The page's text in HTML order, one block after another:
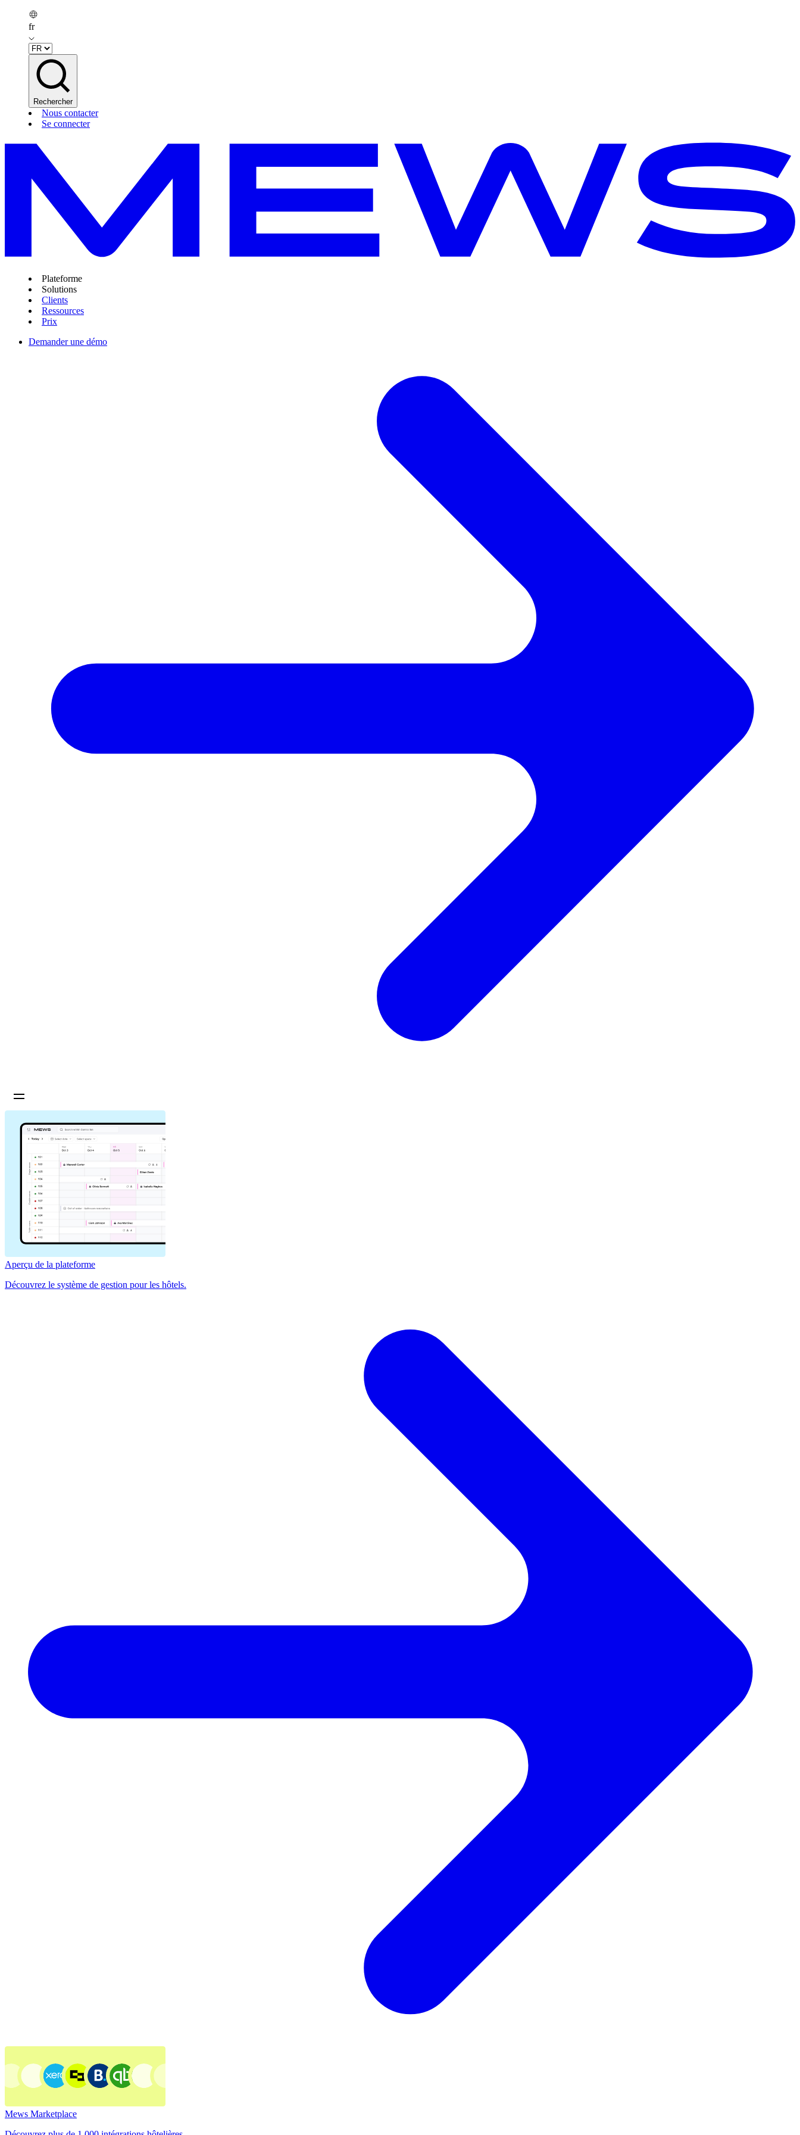
fr
Rechercher
Nous contacter
Se connecter
Plateforme
Solutions
Clients
Ressources
Prix
Demander une démo
Aperçu de la plateforme
Découvrez le système de gestion pour les hôtels.
Mews Marketplace